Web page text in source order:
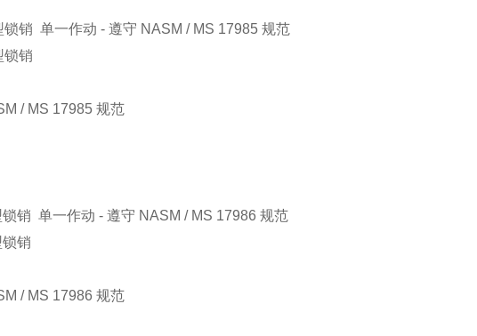
锁销 单一作动 - 遵守 NASM / MS 17985 规范
锁销
/ MS 17985 规范
销 单一作动 - 遵守 NASM / MS 17986 规范
销
/ MS 17986 规范